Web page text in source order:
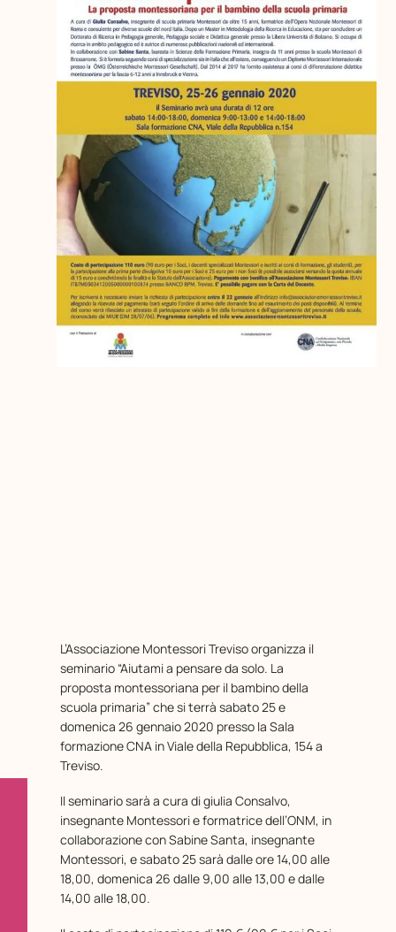
L’Associazione Montessori Treviso organizza il
seminario “Aiutami a pensare da solo. La
proposta montessoriana per il bambino della
scuola primaria” che si terrà sabato 25 e
domenica 26 gennaio 2020 presso la Sala
formazione CNA in Viale della Repubblica, 154 a
Treviso.
Il seminario sarà a cura di giulia Consalvo,
insegnante Montessori e formatrice dell’ONM, in
collaborazione con Sabine Santa, insegnante
Montessori, e sabato 25 sarà dalle ore 14,00 alle
18,00, domenica 26 dalle 9,00 alle 13,00 e dalle
14,00 alle 18,00.